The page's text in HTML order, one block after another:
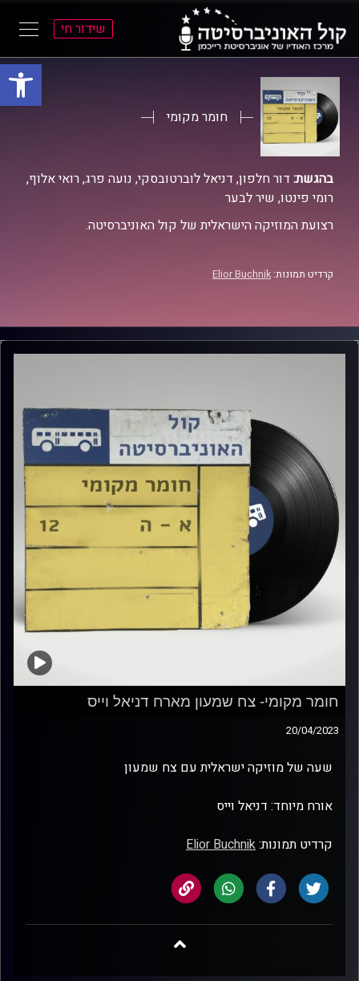
פתח
הראשי
הראשי
שידור חי
חומר מקומי
בהגשת: דור חלפון, דניאל לוברטובסקי, נועה פרג, רואי אלוף,
רומי פינטו, שיר לבער
רצועת המוזיקה הישראלית של קול האוניברסיטה.
קרדיט תמונות: Elior Buchnik
חומר מקומי- צח שמעון מארח דניאל וייס
20/04/2023
שעה של מוזיקה ישראלית עם צח שמעון
אורח מיוחד: דניאל וייס
קרדיט תמונות:Elior Buchnik